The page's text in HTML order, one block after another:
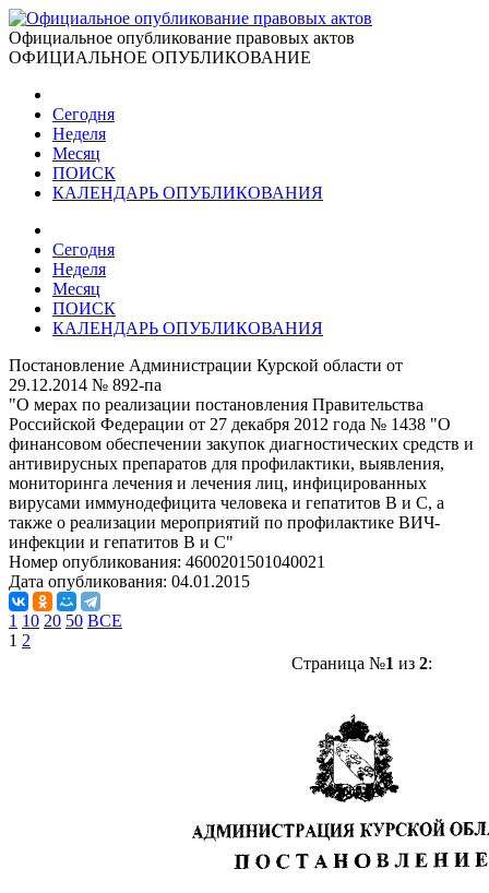
Официальное опубликование правовых актов
ОФИЦИАЛЬНОЕ ОПУБЛИКОВАНИЕ
Сегодня
Неделя
Месяц
ПОИСК
КАЛЕНДАРЬ ОПУБЛИКОВАНИЯ
Сегодня
Неделя
Месяц
ПОИСК
КАЛЕНДАРЬ ОПУБЛИКОВАНИЯ
Постановление Администрации Курской области от
29.12.2014 № 892-па
"О мерах по реализации постановления Правительства
Российской Федерации от 27 декабря 2012 года № 1438 "О
финансовом обеспечении закупок диагностических средств и
антивирусных препаратов для профилактики, выявления,
мониторинга лечения и лечения лиц, инфицированных
вирусами иммунодефицита человека и гепатитов В и С, а
также о реализации мероприятий по профилактике ВИЧ-
инфекции и гепатитов В и С"
Номер опубликования: 4600201501040021
Дата опубликования: 04.01.2015
1 10 20 50 ВСЕ
1 2
Страница №1 из 2: